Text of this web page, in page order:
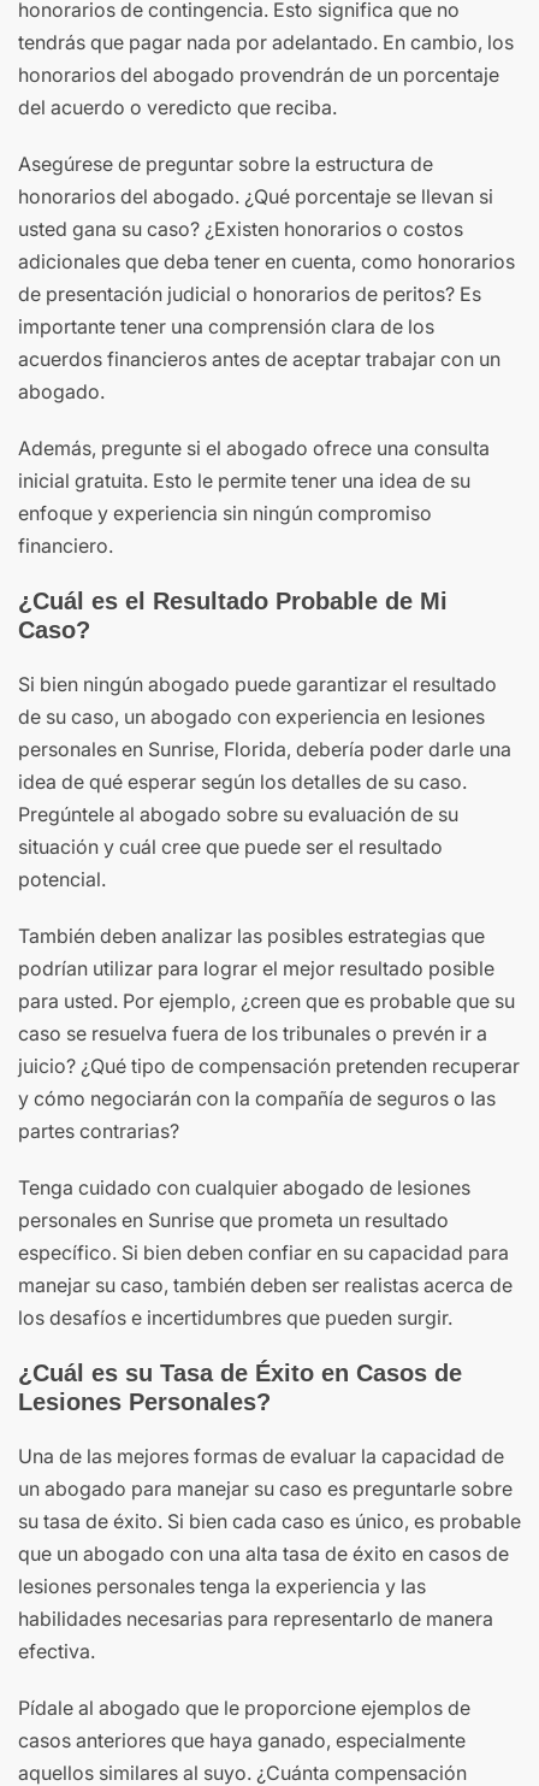
honorarios de contingencia. Esto significa que no
tendrás que pagar nada por adelantado. En cambio, los
honorarios del abogado provendrán de un porcentaje
del acuerdo o veredicto que reciba.
Asegúrese de preguntar sobre la estructura de
honorarios del abogado. ¿Qué porcentaje se llevan si
usted gana su caso? ¿Existen honorarios o costos
adicionales que deba tener en cuenta, como honorarios
de presentación judicial o honorarios de peritos? Es
importante tener una comprensión clara de los
acuerdos financieros antes de aceptar trabajar con un
abogado.
Además, pregunte si el abogado ofrece una consulta
inicial gratuita. Esto le permite tener una idea de su
enfoque y experiencia sin ningún compromiso
financiero.
¿Cuál es el Resultado Probable de Mi
Caso?
Si bien ningún abogado puede garantizar el resultado
de su caso, un abogado con experiencia en lesiones
personales en Sunrise, Florida, debería poder darle una
idea de qué esperar según los detalles de su caso.
Pregúntele al abogado sobre su evaluación de su
situación y cuál cree que puede ser el resultado
potencial.
También deben analizar las posibles estrategias que
podrían utilizar para lograr el mejor resultado posible
para usted. Por ejemplo, ¿creen que es probable que su
caso se resuelva fuera de los tribunales o prevén ir a
juicio? ¿Qué tipo de compensación pretenden recuperar
y cómo negociarán con la compañía de seguros o las
partes contrarias?
Tenga cuidado con cualquier abogado de lesiones
personales en Sunrise que prometa un resultado
específico. Si bien deben confiar en su capacidad para
manejar su caso, también deben ser realistas acerca de
los desafíos e incertidumbres que pueden surgir.
¿Cuál es su Tasa de Éxito en Casos de
Lesiones Personales?
Una de las mejores formas de evaluar la capacidad de
un abogado para manejar su caso es preguntarle sobre
su tasa de éxito. Si bien cada caso es único, es probable
que un abogado con una alta tasa de éxito en casos de
lesiones personales tenga la experiencia y las
habilidades necesarias para representarlo de manera
efectiva.
Pídale al abogado que le proporcione ejemplos de
casos anteriores que haya ganado, especialmente
aquellos similares al suyo. ¿Cuánta compensación